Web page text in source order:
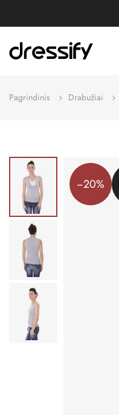
Pagrindinis Drabužiai
−20%